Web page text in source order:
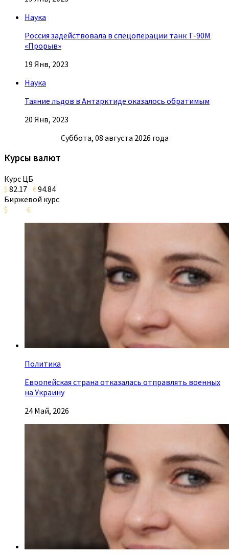
Наука
Россия задействовала в спецоперации танк Т-90М
«Прорыв»
19 Янв, 2023
Наука
Таяние льдов в Антарктиде оказалось обратимым
20 Янв, 2023
Суббота, 08 августа 2026 года
Курсы валют
Курс ЦБ
$ 82.17 €94.84
Биржевой курс
$
€
Политика
Европейская страна отказалась отправлять военных
на Украину
24 Май, 2026